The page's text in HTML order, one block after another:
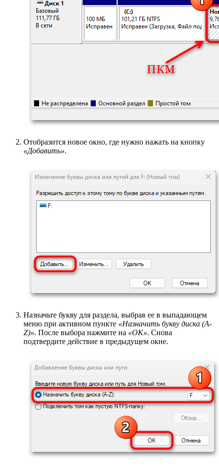
Отобразится новое окно, где нужно нажать на кнопку
«Добавить».
Назначьте букву для раздела, выбрав ее в выпадающем
меню при активном пункте «Назначить букву диска (A-
Z)». После выбора нажмите на «ОК». Снова
подтвердите действие в предыдущем окне.